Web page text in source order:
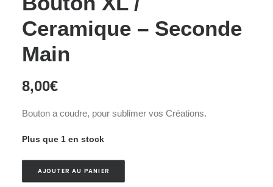
Ceramique – Seconde
Main
8,00€
Bouton a coudre, pour sublimer vos Créations.
Plus que 1 en stock
AJOUTER AU PANIER